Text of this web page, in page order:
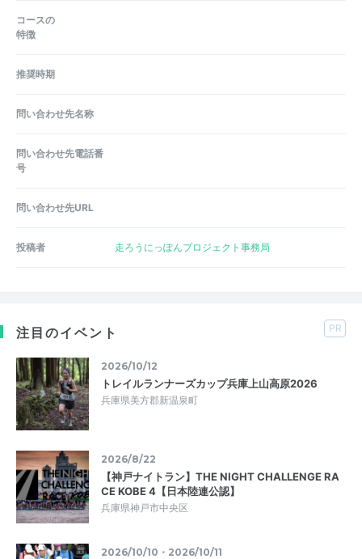
コースの
特徴
推奨時期
問い合わせ先名称
問い合わせ先電話番
号
問い合わせ先URL
投稿者 走ろうにっぽんプロジェクト事務局
注目のイベント PR
2026/10/12
トレイルランナーズカップ兵庫上山高原2026
兵庫県美方郡新温泉町
2026/8/22
【神戸ナイトラン】THE NIGHT CHALLENGE RA
CE KOBE 4【日本陸連公認】
兵庫県神戸市中央区
2026/10/10・2026/10/11